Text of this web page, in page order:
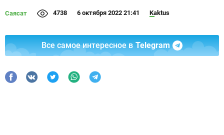
Саясат 4738 6 октября 2022 21:41 Kaktus
Все самое интересное в Telegram